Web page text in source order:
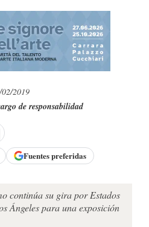
2019
de responsabilidad
Fuentes preferidas
continúa su gira por Estados
Ángeles para una exposición